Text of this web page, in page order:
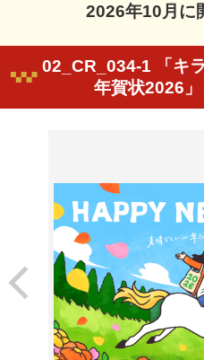
2026年10月に
02_CR_034-1 「キ
年賀状2026